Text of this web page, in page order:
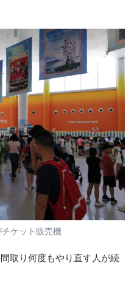
ケット販売機
取り何度もやり直す人が続